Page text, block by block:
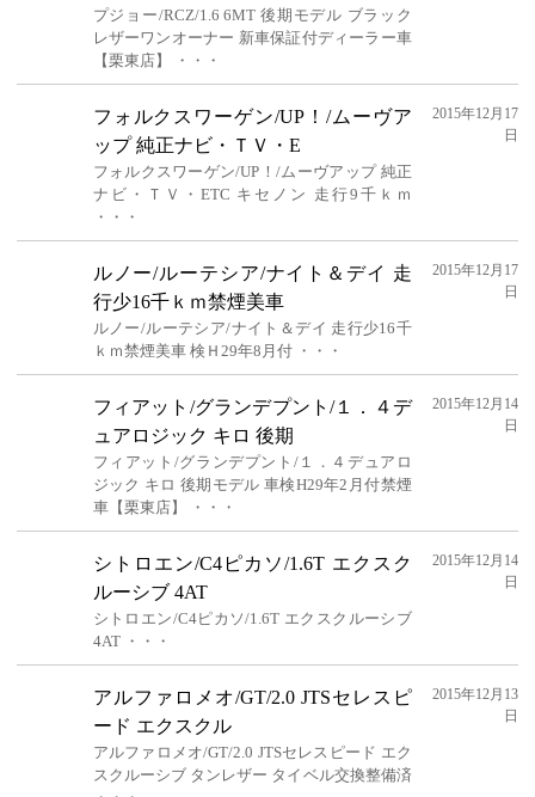
プジョー/RCZ/1.6 6MT 後期モデル ブラック
レザーワンオーナー 新車保証付ディーラー車
【栗東店】 ・・・
フォルクスワーゲン/UP！/ムーヴア
ップ 純正ナビ・ＴＶ・E
フォルクスワーゲン/UP！/ムーヴアップ 純正
ナビ・ＴＶ・ETC キセノン 走行9千ｋｍ
・・・
2015年12月17
日
ルノー/ルーテシア/ナイト＆デイ 走
行少16千ｋｍ禁煙美車
ルノー/ルーテシア/ナイト＆デイ 走行少16千
ｋｍ禁煙美車 検Ｈ29年8月付 ・・・
2015年12月17
日
フィアット/グランデプント/１．４デ
ュアロジック キロ 後期
フィアット/グランデプント/１．４デュアロ
ジック キロ 後期モデル 車検H29年2月付禁煙
車【栗東店】 ・・・
2015年12月14
日
シトロエン/C4ピカソ/1.6T エクスク
ルーシブ 4AT
シトロエン/C4ピカソ/1.6T エクスクルーシブ
4AT ・・・
2015年12月14
日
アルファロメオ/GT/2.0 JTSセレスピ
ード エクスクル
アルファロメオ/GT/2.0 JTSセレスピード エク
スクルーシブ タンレザー タイベル交換整備済
2015年12月13
日